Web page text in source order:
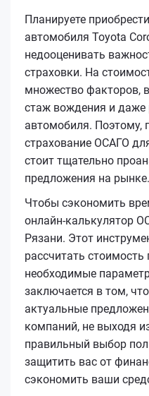
Планируете
автомобиля Toyota
недооценивать
страховки. На
множество факторов,
стаж вождения и даже
автомобиля.
страхование ОСАГО
стоит тщательно
предложения на рынке.
Чтобы сэкономить
онлайн-калькулятор
Рязани. Этот
рассчитать
необходимые
заключается в том,
актуальные
компаний, не выходя
правильный выбор
защитить вас от
сэкономить ваши